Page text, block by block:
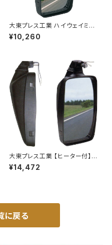
大東プレス工業 ハイウェイミラ
ー ヒーター無 1000R トラック
用 DI-5111AXY
¥10,260
大東プレス工業 【ヒーター付】ハ
イウェイミラー ヒーター付 100
0R DI-5101CXY
¥14,472
に戻る